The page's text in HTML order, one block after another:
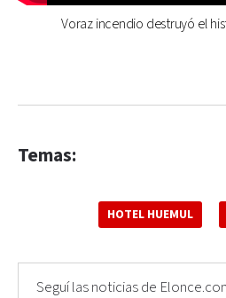
Voraz incendio destruyó el
Temas:
HOTEL HUEMUL
Seguí las noticias de